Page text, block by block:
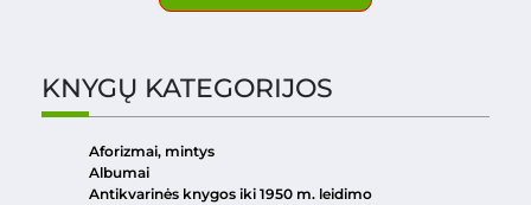
KNYGŲ KATEGORIJOS
Aforizmai, mintys
Albumai
Antikvarinės knygos iki 1950 m. leidimo